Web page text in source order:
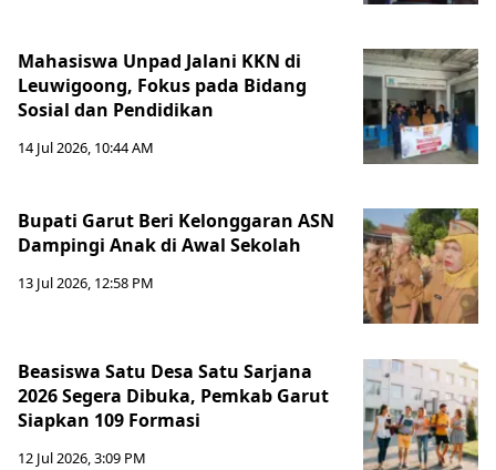
Mahasiswa Unpad Jalani KKN di
Leuwigoong, Fokus pada Bidang
Sosial dan Pendidikan
14 Jul 2026, 10:44 AM
Bupati Garut Beri Kelonggaran ASN
Dampingi Anak di Awal Sekolah
13 Jul 2026, 12:58 PM
Beasiswa Satu Desa Satu Sarjana
2026 Segera Dibuka, Pemkab Garut
Siapkan 109 Formasi
12 Jul 2026, 3:09 PM